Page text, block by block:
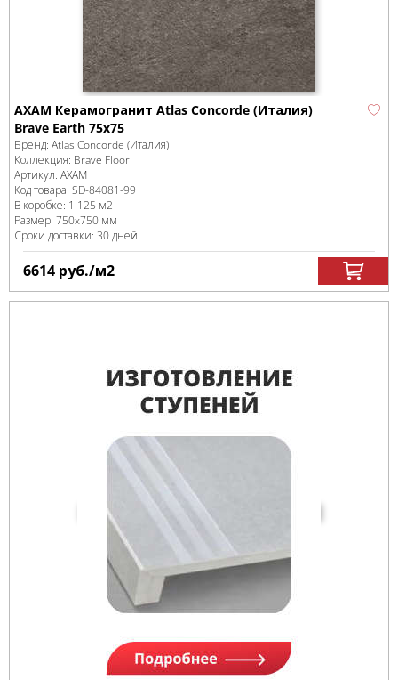
AXAM Керамогранит Atlas Concorde (Италия)
Brave Earth 75x75
Бренд: Atlas Concorde (Италия)
Коллекция: Brave Floor
Артикул: AXAM
Код товара: SD-84081-99
В коробке: 1.125 м2
Размер: 750x750 мм
Сроки доставки: 30 дней
6614 руб./м2